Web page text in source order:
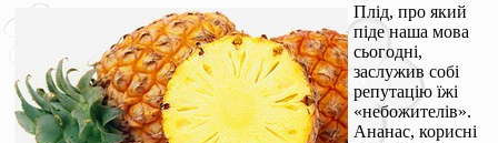
Плід, про який
піде наша мова
сьогодні,
заслужив собі
репутацію їжі
«небожителів».
Ананас, корисні